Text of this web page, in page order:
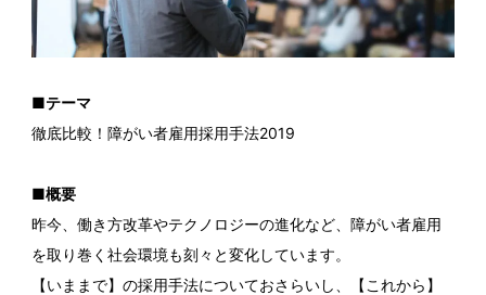
■テーマ
徹底比較！障がい者雇用採用手法2019
■概要
昨今、働き方改革やテクノロジーの進化など、障がい者雇用
を取り巻く社会環境も刻々と変化しています。
【いままで】の採用手法についておさらいし、【これから】